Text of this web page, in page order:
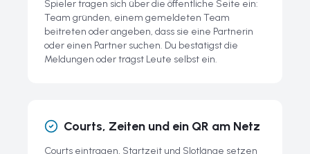
Spieler tragen sich über die öffentliche Seite ein:
Team gründen, einem gemeldeten Team
beitreten oder angeben, dass sie eine Partnerin
oder einen Partner suchen. Du bestätigst die
Meldungen oder trägst Leute selbst ein.
Courts, Zeiten und ein QR am Netz
Courts eintragen, Startzeit und Slotlänge setzen